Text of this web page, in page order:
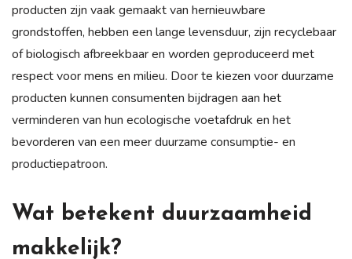
producten zijn vaak gemaakt van hernieuwbare
grondstoffen, hebben een lange levensduur, zijn recyclebaar
of biologisch afbreekbaar en worden geproduceerd met
respect voor mens en milieu. Door te kiezen voor duurzame
producten kunnen consumenten bijdragen aan het
verminderen van hun ecologische voetafdruk en het
bevorderen van een meer duurzame consumptie- en
productiepatroon.
Wat betekent duurzaamheid
makkelijk?